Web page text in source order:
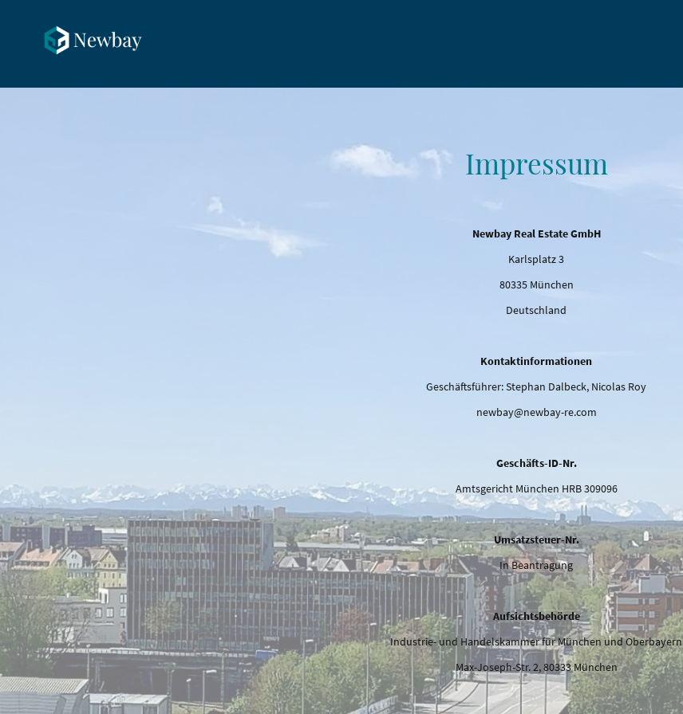
Impressum
Newbay Real Estate GmbH
Karlsplatz 3
80335 München
Deutschland
Kontaktinformationen
Geschäftsführer: Stephan Dalbeck, Nicolas Roy
newbay@newbay-re.com
Geschäfts-ID-Nr.
Amtsgericht München HRB 309096
Umsatzsteuer-Nr.
In Beantragung
Aufsichtsbehörde
Industrie- und Handelskammer für München und Oberbayern
Max-Joseph-Str. 2, 80333 München